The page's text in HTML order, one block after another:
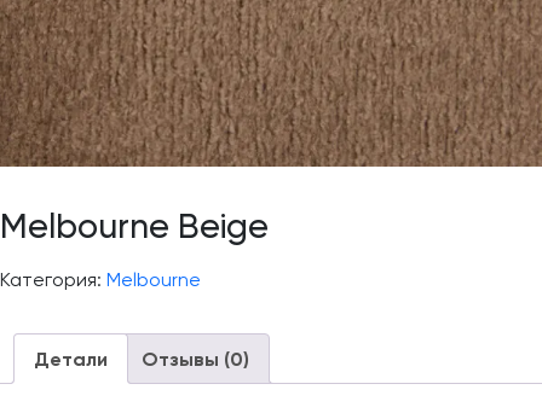
Melbourne Beige
Категория: Melbourne
Детали Отзывы (0)